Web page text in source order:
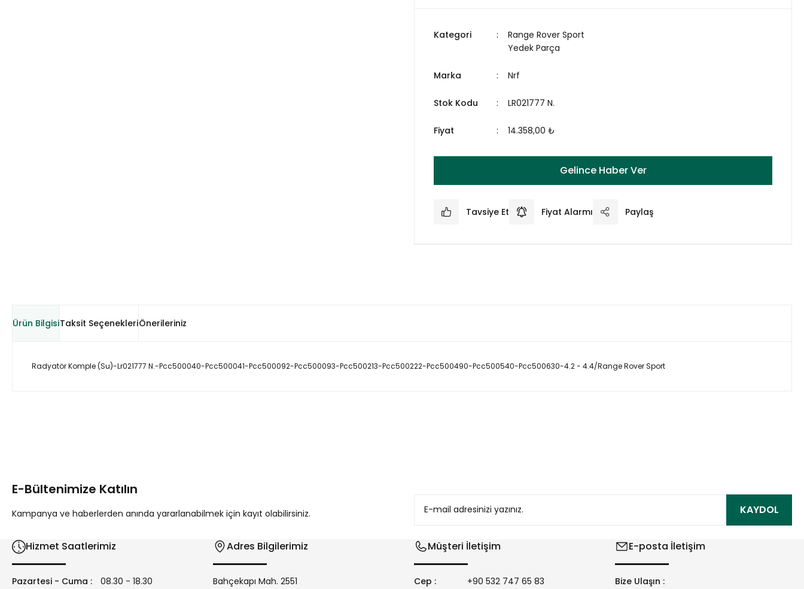
Kategori
Range Rover Sport
Yedek Parça
Marka Nrf
Stok Kodu LR021777 N.
Fiyat 14.358,00 ₺
Gelince Haber Ver
Tavsiye Et Fiyat Alarmı Paylaş
Ürün BilgisiTaksit SeçenekleriÖnerileriniz
Radyatör Komple (Su)-Lr021777 N.-Pcc500040-Pcc500041-Pcc500092-Pcc500093-Pcc500213-Pcc500222-Pcc500490-Pcc500540-Pcc500630-4.2 - 4.4/Range Rover Sport
Ürün bilgilerinde hatalar bulunuyor.
E-Bültenimize Katılın
Kampanya ve haberlerden anında yararlanabilmek için kayıt olabilirsiniz. KAYDOL
Hizmet Saatlerimiz
Pazartesi - Cuma :
08.30 - 18.30
Adres Bilgilerimiz
Bahçekapı Mah. 2551
Müşteri İletişim
Cep :
+90 532 747 65 83
E-posta İletişim
Bize Ulaşın :